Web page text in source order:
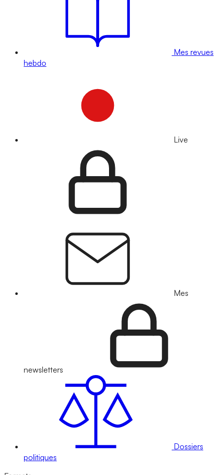
Mes revues
hebdo
Live
Mes
newsletters
Dossiers
politiques